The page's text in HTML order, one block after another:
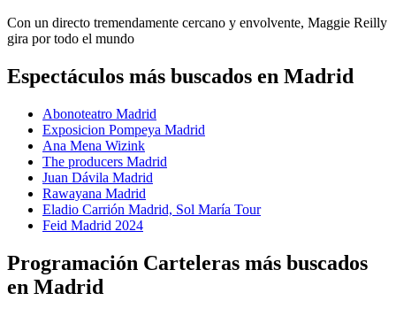
Con un directo tremendamente cercano y envolvente, Maggie Reilly
gira por todo el mundo
Espectáculos más buscados en Madrid
Abonoteatro Madrid
Exposicion Pompeya Madrid
Ana Mena Wizink
The producers Madrid
Juan Dávila Madrid
Rawayana Madrid
Eladio Carrión Madrid, Sol María Tour
Feid Madrid 2024
Programación Carteleras más buscados
en Madrid